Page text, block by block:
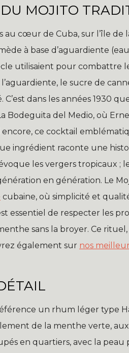
MOJITO
au cœur de Cuba, sur l’île
à base d’aguardiente
utilisaient pour combattre
le sucre de
dans les années 1930
Bodeguita del Medio, où
ce cocktail
ingrédient raconte une
les vergers tropicaux ;
en génération. Le
cubaine, où simplicité et
essentiel de respecter les
sans la broyer. Ce
également sur nos
un rhum léger type
de la menthe verte,
en quartiers, avec la peau